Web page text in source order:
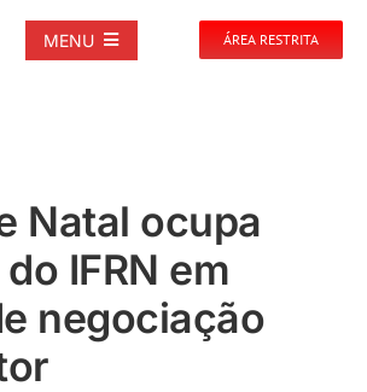
MENU ÁREA RESTRITA
Natal ocupa
IFRN em
negociação